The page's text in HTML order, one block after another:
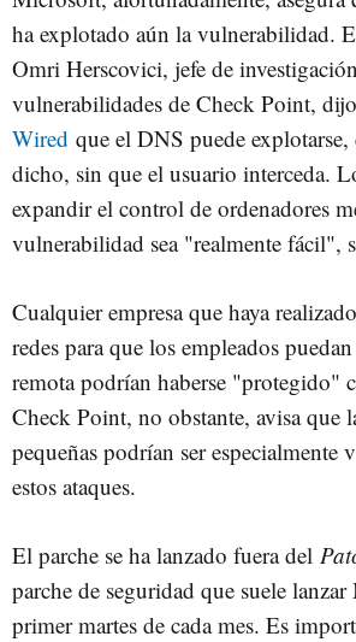
ha explotado aún la vulnerabilidad.
Omri Herscovici, jefe de
vulnerabilidades de Check Point,
Wired que el DNS puede
dicho, sin que el usuario interceda.
expandir el control de ordenadores
vulnerabilidad sea "realmente fácil",
Cualquier empresa que haya
redes para que los empleados
remota podrían haberse "protegido"
Check Point, no obstante, avisa que
pequeñas podrían ser especialmente
estos ataques.
El parche se ha lanzado fuera del
parche de seguridad que suele
primer martes de cada mes. Es